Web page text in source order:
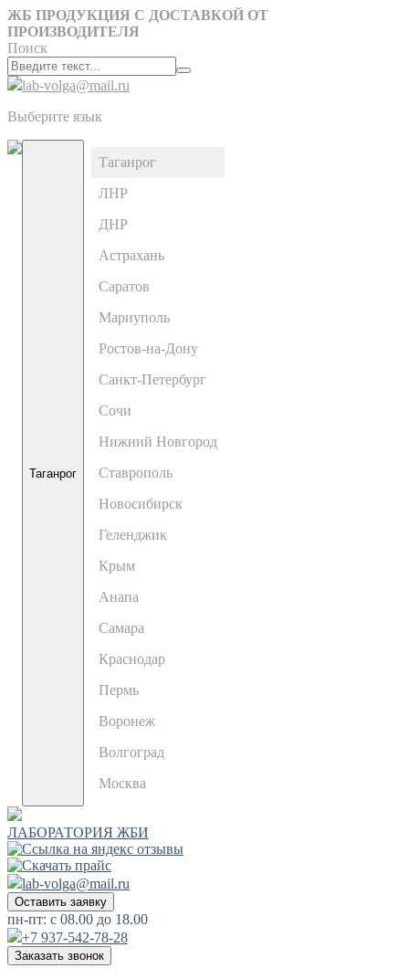
ЖБ ПРОДУКЦИЯ С ДОСТАВКОЙ ОТ
ПРОИЗВОДИТЕЛЯ
Поиск
lab-volga@mail.ru
Выберите язык
Таганрог
Таганрог
ЛНР
ДНР
Астрахань
Саратов
Мариуполь
Ростов-на-Дону
Санкт-Петербург
Сочи
Нижний Новгород
Ставрополь
Новосибирск
Геленджик
Крым
Анапа
Самара
Краснодар
Пермь
Воронеж
Волгоград
Москва
ЛАБОРАТОРИЯ ЖБИ
lab-volga@mail.ru
Оставить заявку
пн-пт: с 08.00 до 18.00
+7 937-542-78-28
Заказать звонок